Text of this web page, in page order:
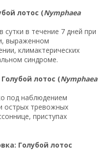
лотос (Nymphaea
в течение 7 дней при
выраженном
климактерических
синдроме.
лотос (Nymphaea
под наблюдением
острых тревожных
приступах
Голубой лотос